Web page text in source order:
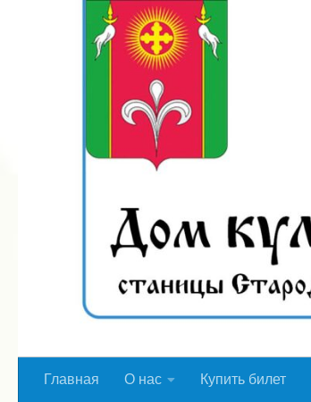
Перейти к содержимому
Главная О нас Купить билет